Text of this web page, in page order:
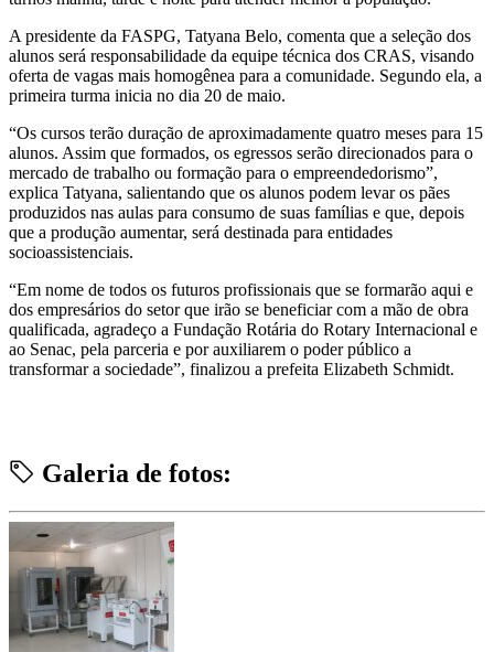
A presidente da FASPG, Tatyana Belo, comenta que a seleção dos
alunos será responsabilidade da equipe técnica dos CRAS, visando
oferta de vagas mais homogênea para a comunidade. Segundo ela, a
primeira turma inicia no dia 20 de maio.
“Os cursos terão duração de aproximadamente quatro meses para 15
alunos. Assim que formados, os egressos serão direcionados para o
mercado de trabalho ou formação para o empreendedorismo”,
explica Tatyana, salientando que os alunos podem levar os pães
produzidos nas aulas para consumo de suas famílias e que, depois
que a produção aumentar, será destinada para entidades
socioassistenciais.
“Em nome de todos os futuros profissionais que se formarão aqui e
dos empresários do setor que irão se beneficiar com a mão de obra
qualificada, agradeço a Fundação Rotária do Rotary Internacional e
ao Senac, pela parceria e por auxiliarem o poder público a
transformar a sociedade”, finalizou a prefeita Elizabeth Schmidt.
Galeria de fotos: